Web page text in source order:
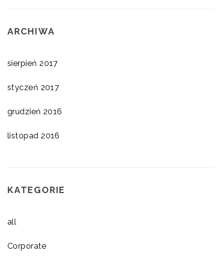
ARCHIWA
sierpień 2017
styczeń 2017
grudzień 2016
listopad 2016
KATEGORIE
all
Corporate